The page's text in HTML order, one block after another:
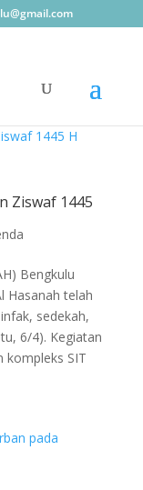
Ziswaf 1445
Bengkulu
Hasanah telah
sedekah,
6/4). Kegiatan
kompleks SIT